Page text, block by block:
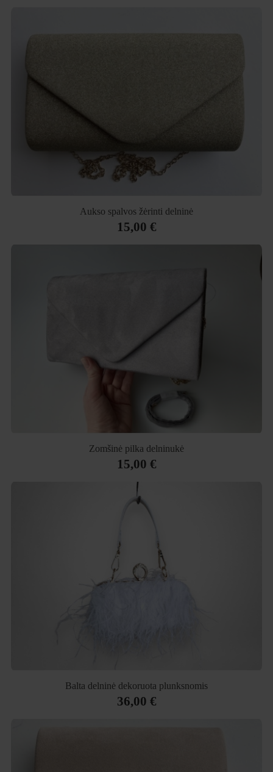
Aukso spalvos žėrinti delninė
15,00 €
Zomšinė pilka delninukė
15,00 €
Balta delninė dekoruota plunksnomis
36,00 €